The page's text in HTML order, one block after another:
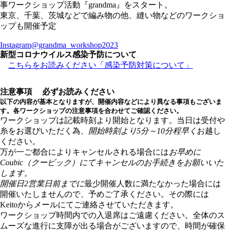
事ワークショップ活動『grandma』をスタート。
東京、千葉、茨城などで編み物の他、縫い物などのワークショ
ップも開催予定
Instagram@grandma_workshop2023
新型コロナウイルス感染予防について
こちらをお読みください「感染予防対策について」
注意事項 必ずお読みください
以下の内容が基本となりますが、開催内容などにより異なる事項もございま
す。各ワークショップの注意事項を合わせてご確認ください。
ワークショップは記載時刻より開始となります。当日は受付や
糸をお選びいただく為、 開始時刻より5分～10分程早く お越し
ください。
万が一ご都合によりキャンセルされる場合にはお早めに
Coubic（クービック）にてキャンセルのお手続きをお願いいた
します。
開催日2営業日前までに最少開催人数に満たなかった場合には
開催いたしませんので、予めご了承ください。その際には
Keitoからメールにてご連絡させていただきます。
ワークショップ時間内での入退席はご遠慮ください。全体のス
ムーズな進行に支障が出る場合がございますので、時間が確保